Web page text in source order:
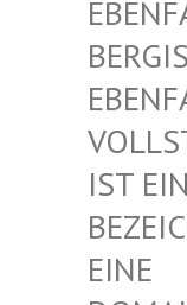
LLS!
CH
LLS,
NE
OMAIN